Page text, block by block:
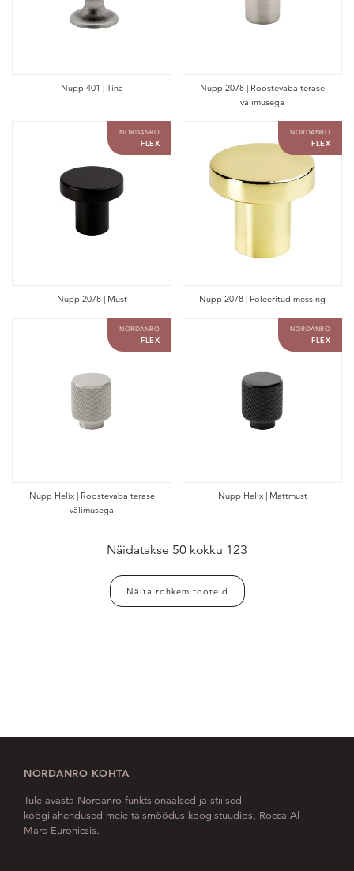
Nupp 401 | Tina
Nupp 2078 | Roostevaba terase
välimusega
NORDANRO
FLEX
Nupp 2078 | Must
NORDANRO
FLEX
Nupp 2078 | Poleeritud messing
NORDANRO
FLEX
Nupp Helix | Roostevaba terase
välimusega
NORDANRO
FLEX
Nupp Helix | Mattmust
Näidatakse 50 kokku 123
Näita rohkem tooteid
NORDANRO KOHTA
Tule avasta Nordanro funktsionaalsed ja stiilsed
köögilahendused meie täismõõdus köögistuudios, Rocca Al
Mare Euronicsis.